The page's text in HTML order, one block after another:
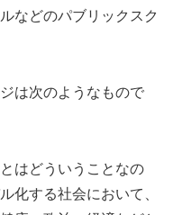
などのパブリックスク
は次のようなもので
はどういうことなの
化する社会において、